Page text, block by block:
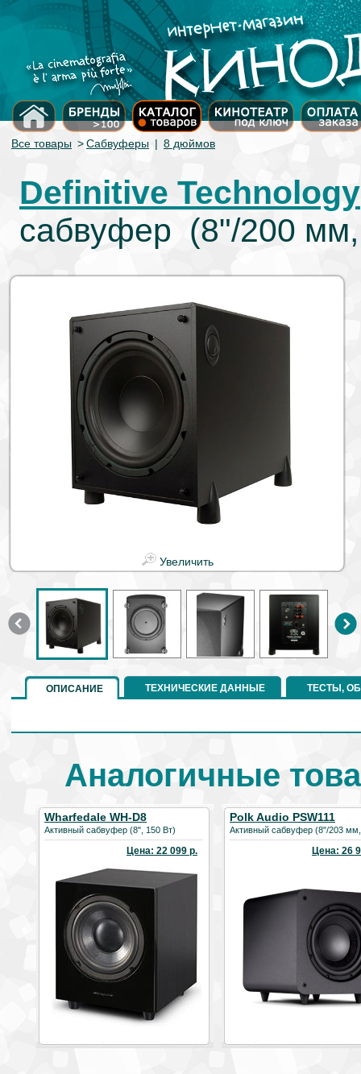
Все товары >Сабвуферы | 8 дюймов
Definitive Technology
сабвуфер (8"/200 мм,
Увеличить
ОПИСАНИЕ ТЕХНИЧЕСКИЕ ДАННЫЕ ТЕСТЫ,
Аналогичные
Wharfedale WH-D8
Активный сабвуфер (8", 150 Вт)
Цена: 22 099 р.
Polk Audio PSW111
Активный сабвуфер (8"/203 мм,
Цена: 26